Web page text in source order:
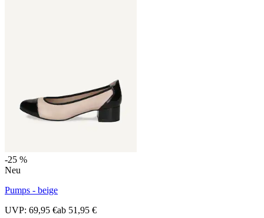
-25 %
Neu
Pumps - beige
UVP: 69,95 €ab 51,95 €